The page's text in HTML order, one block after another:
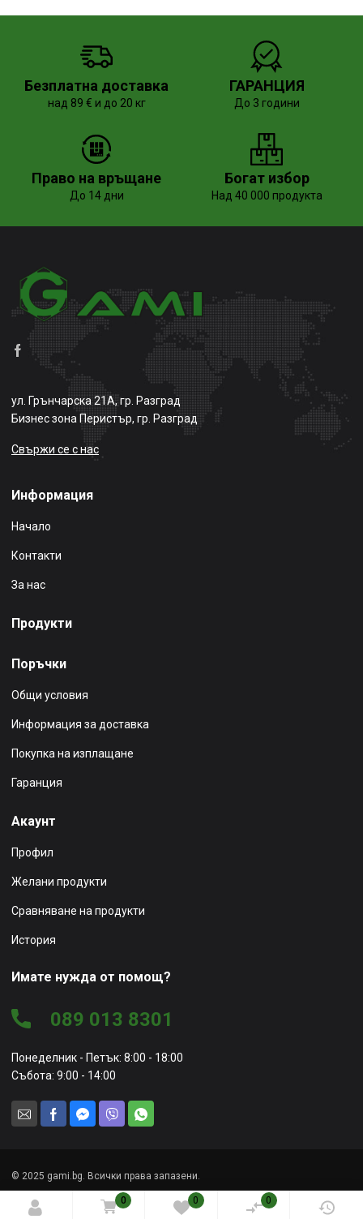
0 0 0
Безплатна доставка
над 89 € и до 20 кг
ГАРАНЦИЯ
До 3 години
Право на връщане
До 14 дни
Богат избор
Над 40 000 продукта
ул. Грънчарска 21А, гр. Разград
Бизнес зона Перистър, гр. Разград
Свържи се с нас
Информация
Начало
Контакти
За нас
Продукти
Поръчки
Общи условия
Информация за доставка
Покупка на изплащане
Гаранция
Акаунт
Профил
Желани продукти
Сравняване на продукти
История
Имате нужда от помощ?
089 013 8301
Понеделник - Петък: 8:00 - 18:00
Събота: 9:00 - 14:00
© 2025 gami.bg. Всички права запазени.
Уеб сайт от Marketing Vision